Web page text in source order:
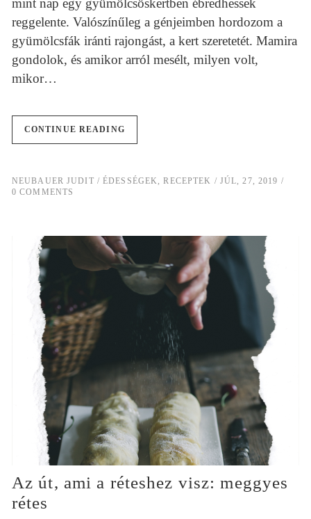
mint nap egy gyümölcsöskertben ébredhessek
reggelente. Valószínűleg a génjeimben hordozom a
gyümölcsfák iránti rajongást, a kert szeretetét. Mamira
gondolok, és amikor arról mesélt, milyen volt,
mikor…
CONTINUE READING
NEUBAUER JUDIT ÉDESSÉGEK ,RECEPTEK
JÚL, 27, 2019
0 COMMENTS
Az út, ami a réteshez visz: meggyes
rétes